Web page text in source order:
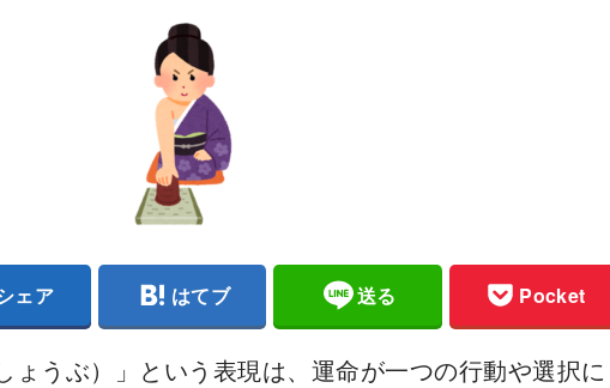
ェア はてブ 送る Pocket
ょうぶ）」という表現は、運命が一つの行動や選択に